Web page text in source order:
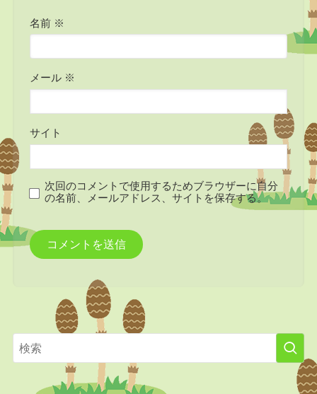
名前 ※
メール ※
サイト
次回のコメントで使用するためブラウザーに自分
の名前、メールアドレス、サイトを保存する。